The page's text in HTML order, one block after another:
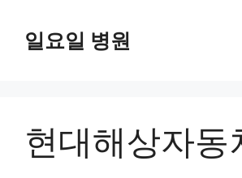
일요일 병원
현대해상자동